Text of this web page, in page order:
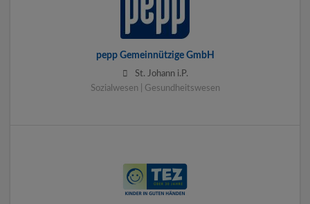
pepp Gemeinnützige GmbH
St. Johann i.P.
Sozialwesen | Gesundheitswesen